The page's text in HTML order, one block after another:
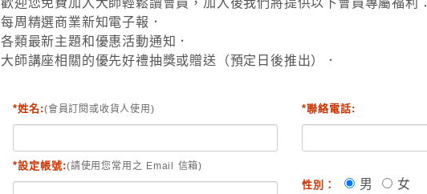
歡迎您免費加入大師輕鬆讀會員，加入後我們將提供以下會員專屬福利：
每周精選商業新知電子報．
各類最新主題和優惠活動通知．
大師講座相關的優先好禮抽獎或贈送（預定日後推出）．
*姓名:(會員訂閱或收貨人使用)
*設定帳號:(請使用您常用之 Email 信箱)
*聯絡電話:
性別： 男 女